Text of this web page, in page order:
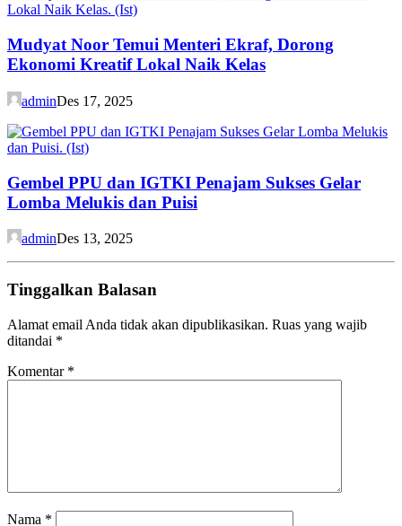
Mudyat Noor Temui Menteri Ekraf, Dorong
Ekonomi Kreatif Lokal Naik Kelas
adminDes 17, 2025
Gembel PPU dan IGTKI Penajam Sukses Gelar
Lomba Melukis dan Puisi
adminDes 13, 2025
Tinggalkan Balasan
Alamat email Anda tidak akan dipublikasikan. Ruas yang wajib
ditandai *
Komentar *
Nama *